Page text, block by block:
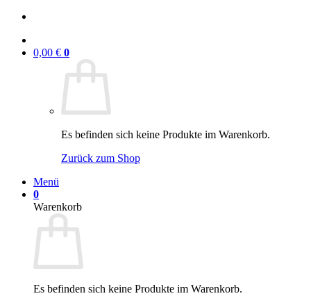
0,00 € 0
Es befinden sich keine Produkte im Warenkorb.
Zurück zum Shop
Menü
0
Warenkorb
Es befinden sich keine Produkte im Warenkorb.